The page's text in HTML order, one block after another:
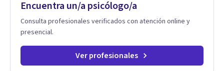
Encuentra un/a psicólogo/a
Consulta profesionales verificados con atención online y
presencial.
Ver profesionales